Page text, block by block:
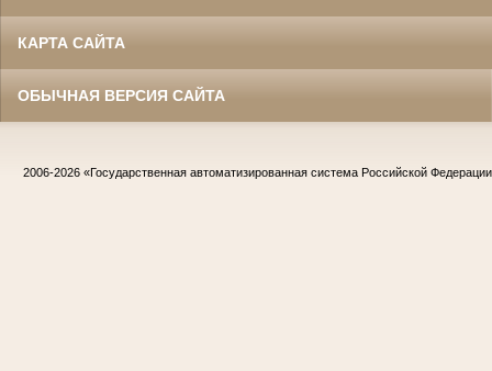
КАРТА САЙТА
ОБЫЧНАЯ ВЕРСИЯ САЙТА
2006-2026 «Государственная автоматизированная система Российской